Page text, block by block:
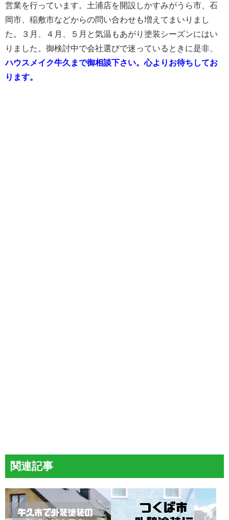
営業を行っています。土浦店を開設しかすみがうら市、石
岡市、稲敷市などからの問い合わせも増えてまいりまし
た。３月、４月、５月と気温もあがり塗装シーズンにはい
りました。御検討中で会社選びで迷っているときに是非、
ハウスメイク牛久まで御相談下さい。心よりお待ちしてお
ります。
関連記事